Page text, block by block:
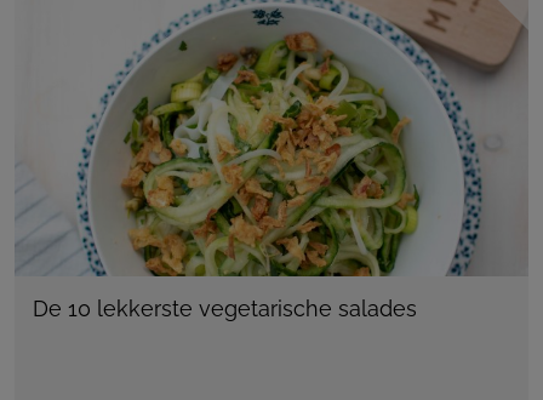
De 10 lekkerste vegetarische salades